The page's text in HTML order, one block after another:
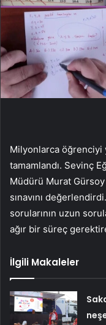
Milyonlarca öğrenciyi
tamamlandı. Sevinç
Müdürü Murat
sınavını
sorularının uzun
ağır bir süreç
İlgili Makaleler